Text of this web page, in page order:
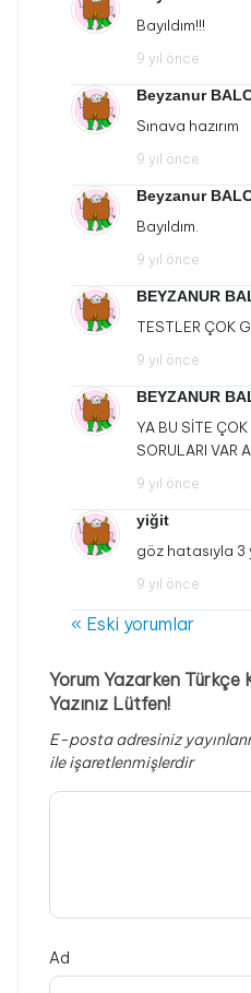
Bayıldım!!!
9 yıl önce
Beyzanur
Sınava hazırım
9 yıl önce
Beyzanur
Bayıldım.
9 yıl önce
BEYZANUR
TESTLER ÇOK
9 yıl önce
BEYZANUR
YA BU SİTE
SORULARI VAR
9 yıl önce
yiğit
göz hatasıyla 3
9 yıl önce
« Eski yorumlar
Yorum Yazarken Türkçe
Yazınız Lütfen!
E-posta adresiniz
ile işaretlenmişlerdir
Ad